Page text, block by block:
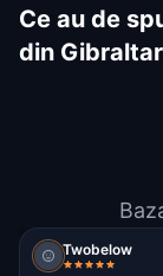
Ce au de
din
Twobelow